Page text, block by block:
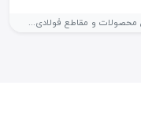
محصولات و مقاطع فولادی...